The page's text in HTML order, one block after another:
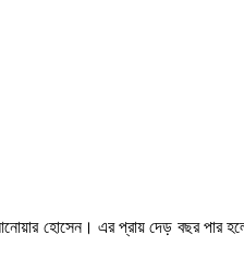
হোসেন। এর প্রায় দেড় বছর পার